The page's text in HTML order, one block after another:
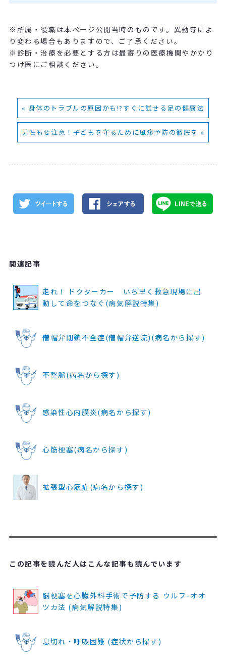
※所属・役職は本ページ公開当時のものです。異動等によ
り変わる場合もありますので、ご了承ください。
※診断・治療を必要とする方は最寄りの医療機関やかかり
つけ医にご相談ください。
« 身体のトラブルの原因かも!?すぐに試せる足の健康法
男性も要注意！子どもを守るために風疹予防の徹底を »
関連記事
走れ！ ドクターカー いち早く救急現場に出
動して命をつなぐ(病気解説特集)
僧帽弁閉鎖不全症(僧帽弁逆流)(病名から探す)
不整脈(病名から探す)
感染性心内膜炎(病名から探す)
心筋梗塞(病名から探す)
拡張型心筋症(病名から探す)
この記事を読んだ人はこんな記事も読んでいます
脳梗塞を心臓外科手術で予防する ウルフ-オオ
ツカ法 (病気解説特集)
息切れ・呼吸困難 (症状から探す)